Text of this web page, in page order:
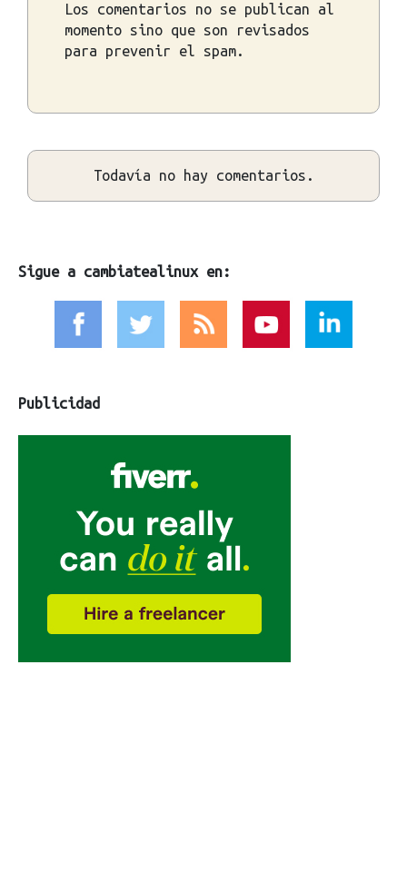
Los comentarios no se publican al
momento sino que son revisados
para prevenir el spam.
Todavía no hay comentarios.
Sigue a cambiatealinux en:
Publicidad